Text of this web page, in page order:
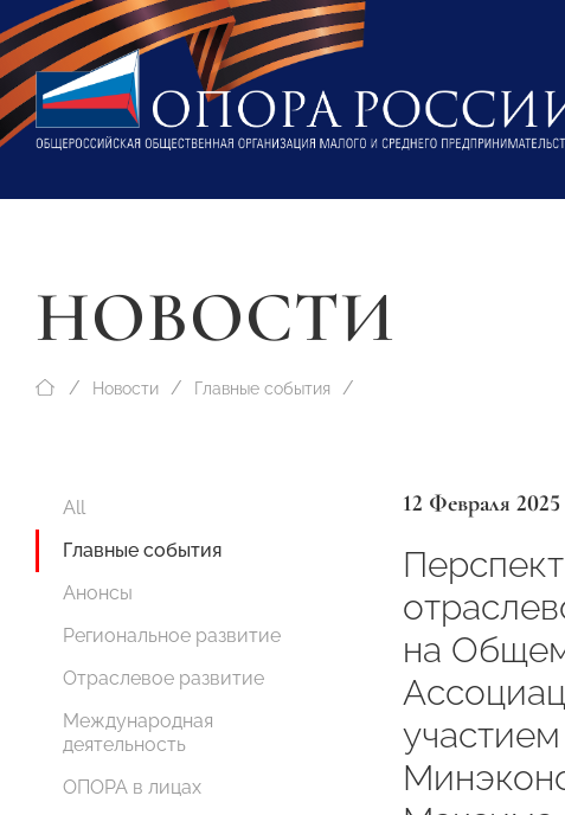
НОВОСТИ
Новости Главные события
All
Главные события
Анонсы
Региональное развитие
Отраслевое развитие
Международная
деятельность
ОПОРА в лицах
12 Февраля 2025
на